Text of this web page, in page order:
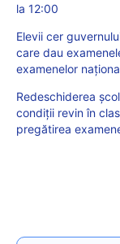
la 12:00
Elevii cer
care dau
examenelor
Redeschiderea
condiții revin în
pregătirea